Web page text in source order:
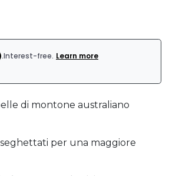
di montone australiano
per una maggiore